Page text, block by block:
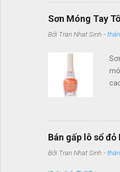
Sơn Móng Tay
Bởi Tran Nhat Sinh -
Bán gấp lô sổ
Bởi Tran Nhat Sinh -